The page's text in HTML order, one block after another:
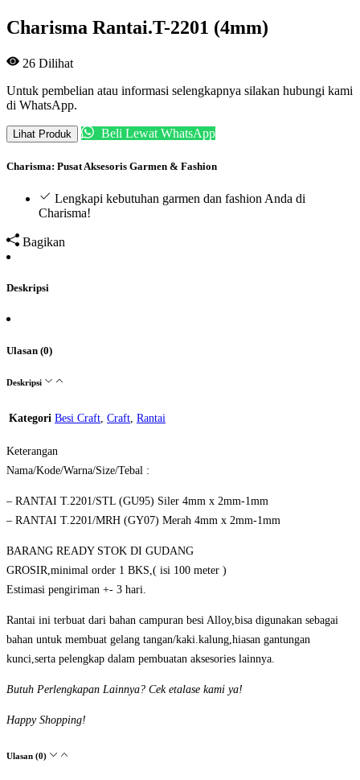
Charisma Rantai.T-2201 (4mm)
26 Dilihat
Untuk pembelian atau informasi selengkapnya silakan hubungi kami
di WhatsApp.
Lihat Produk Beli Lewat WhatsApp
Charisma: Pusat Aksesoris Garmen & Fashion
Lengkapi kebutuhan garmen dan fashion Anda di
Charisma!
Bagikan
Deskripsi
Ulasan (0)
Deskripsi
Kategori Besi Craft, Craft, Rantai
Keterangan
Nama/Kode/Warna/Size/Tebal :
– RANTAI T.2201/STL (GU95) Siler 4mm x 2mm-1mm
– RANTAI T.2201/MRH (GY07) Merah 4mm x 2mm-1mm
BARANG READY STOK DI GUDANG
GROSIR,minimal order 1 BKS,( isi 100 meter )
Estimasi pengiriman +- 3 hari.
Rantai ini terbuat dari bahan campuran besi Alloy,bisa digunakan sebagai
bahan untuk membuat gelang tangan/kaki.kalung,hiasan gantungan
kunci,serta pelengkap dalam pembuatan aksesories lainnya.
Butuh Perlengkapan Lainnya? Cek etalase kami ya!
Happy Shopping!
Ulasan (0)